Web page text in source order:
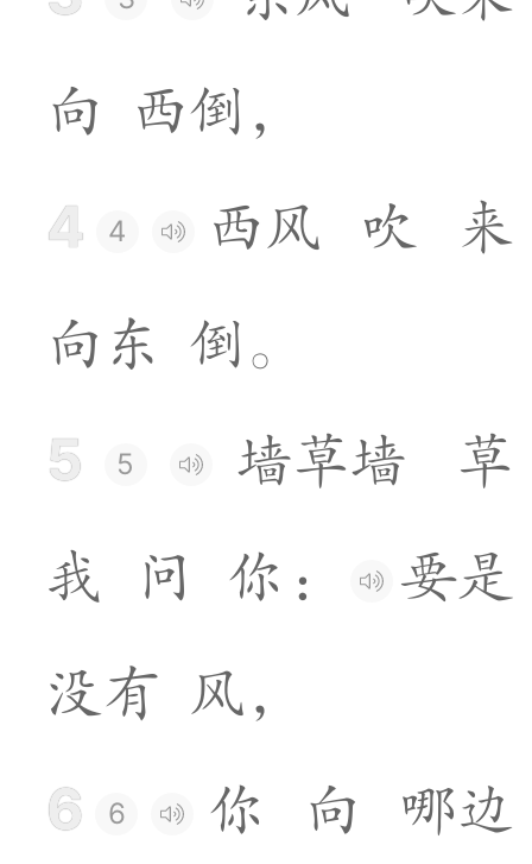
向
西倒 ，
4 4 西风 吹
来
向 东 倒。
5 5 墙草墙
草
我
问 你 ： 要是
没有 风，
6 6 你 向 哪边